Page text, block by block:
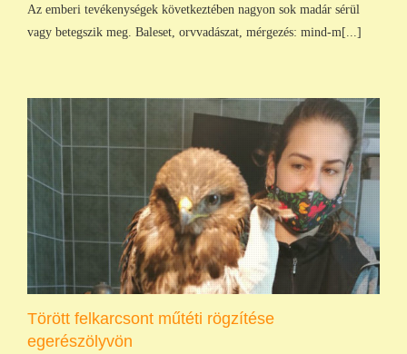
Az emberi tevékenységek következtében nagyon sok madár sérül
vagy betegszik meg. Baleset, orvvadászat, mérgezés: mind-m[...]
Törött felkarcsont műtéti rögzítése
egerészölyvön